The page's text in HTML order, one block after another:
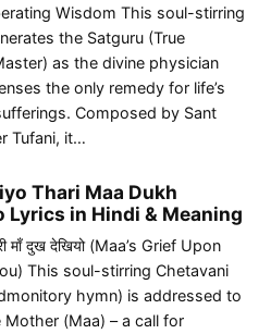
Wisdom This soul-stirring
the Satguru (True
as the divine physician
the only remedy for life’s
Composed by Sant
Tufani, it…
Thari Maa Dukh
Lyrics in Hindi & Meaning
माँ दुख देखियो (Maa’s Grief Upon
This soul-stirring Chetavani
hymn) is addressed to
Mother (Maa) – a call for